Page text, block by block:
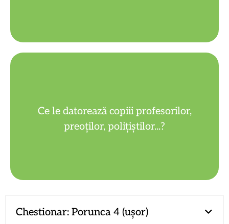
Ce le datorează copiii profesorilor,
preoților, polițiștilor...?
Respect și ascultare în domeniul lor de
autoritate.
Chestionar: Porunca 4 (ușor)